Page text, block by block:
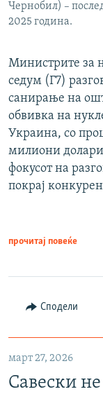
Чернобил) –
2025 година.
Министрите за
седум (Г7)
санирање на
обвивка на
Украина, со
милиони
фокусот на
покрај
прочитај повеќе
Сподели
март 27, 2026
Савески